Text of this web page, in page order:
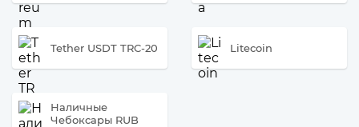
Tether USDT TRC-20 Litecoin
Наличные
Чебоксары RUB